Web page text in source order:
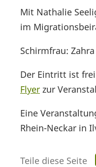
Mit Nathalie
im
Schirmfrau:
Der Eintritt ist
Flyer zur
Eine
Rhein-Neckar in
Teile diese Seite